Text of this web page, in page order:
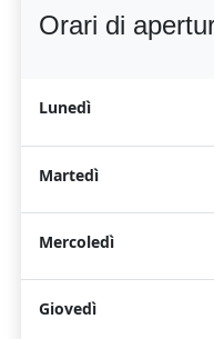
Orari di
Lunedì
Martedì
Mercoledì
Giovedì